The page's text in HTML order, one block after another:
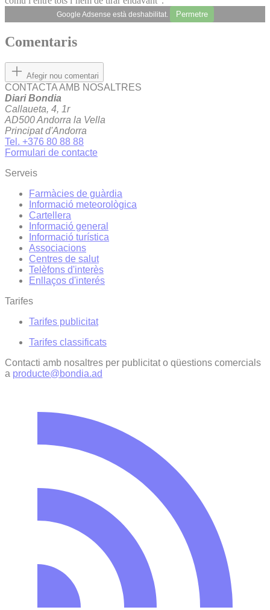
Google Adsense està deshabilitat. Permetre
Comentaris
Afegir nou comentari
CONTACTA AMB NOSALTRES
Diari Bondia
Callaueta, 4, 1r
AD500 Andorra la Vella
Principat d'Andorra
Tel. +376 80 88 88
Formulari de contacte
Serveis
Farmàcies de guàrdia
Informació meteorològica
Cartellera
Informació general
Informació turística
Associacions
Centres de salut
Telèfons d'interès
Enllaços d'interés
Tarifes
Tarifes publicitat
Tarifes classificats
Contacti amb nosaltres per publicitat o qüestions comercials
a producte@bondia.ad